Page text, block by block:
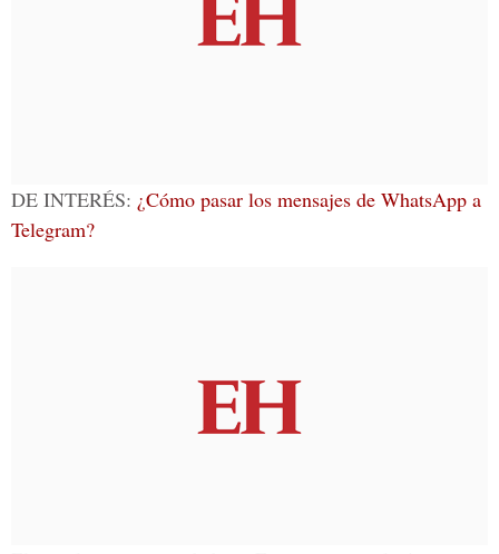
DE INTERÉS: ¿Cómo pasar los mensajes de WhatsApp a
Telegram?